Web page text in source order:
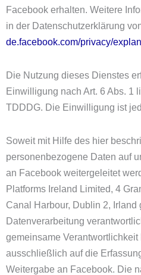
Facebook erhalten. Weitere
in der Datenschutzerklärung
de.facebook.com/privacy/
Die Nutzung dieses Dienstes
Einwilligung nach Art. 6 Abs. 1
TDDDG. Die Einwilligung ist
Soweit mit Hilfe des hier
personenbezogene Daten auf
an Facebook weitergeleitet
Platforms Ireland Limited, 4
Canal Harbour, Dublin 2, Irland
Datenverarbeitung
gemeinsame
ausschließlich auf die
Weitergabe an Facebook. Die